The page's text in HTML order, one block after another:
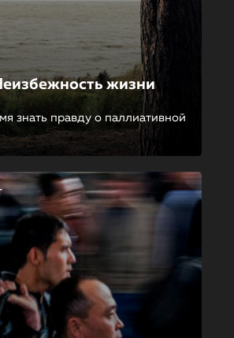
жизни
знать правду о паллиативной